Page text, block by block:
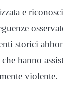
e
storici
hanno
violente.